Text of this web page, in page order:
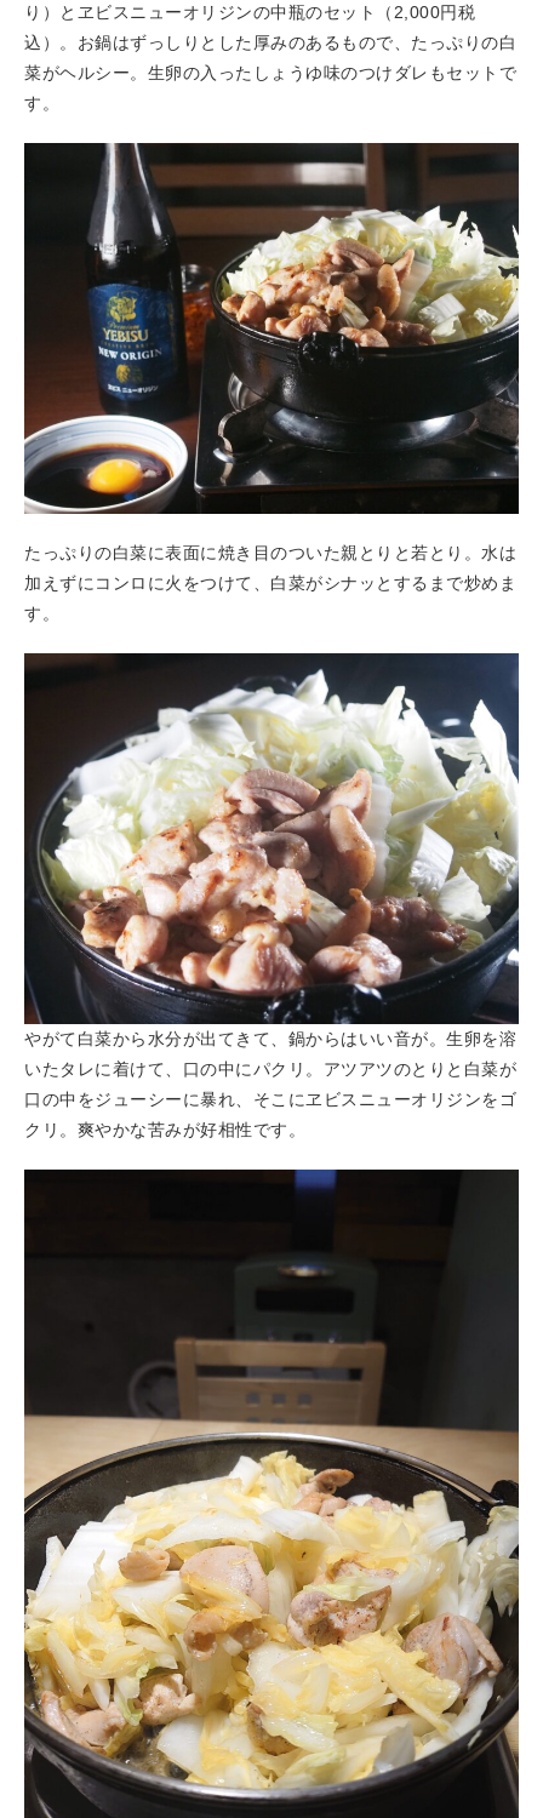
り）とヱビスニューオリジンの中瓶のセット（2,000円税
込）。お鍋はずっしりとした厚みのあるもので、たっぷりの白
菜がヘルシー。生卵の入ったしょうゆ味のつけダレもセットで
す。
たっぷりの白菜に表面に焼き目のついた親とりと若とり。水は
加えずにコンロに火をつけて、白菜がシナッとするまで炒めま
す。
やがて白菜から水分が出てきて、鍋からはいい音が。生卵を溶
いたタレに着けて、口の中にパクリ。アツアツのとりと白菜が
口の中をジューシーに暴れ、そこにヱビスニューオリジンをゴ
クリ。爽やかな苦みが好相性です。